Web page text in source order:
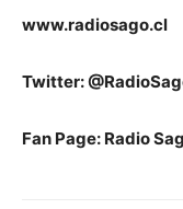
www.radiosago.cl
Twitter:
Fan Page: Radio